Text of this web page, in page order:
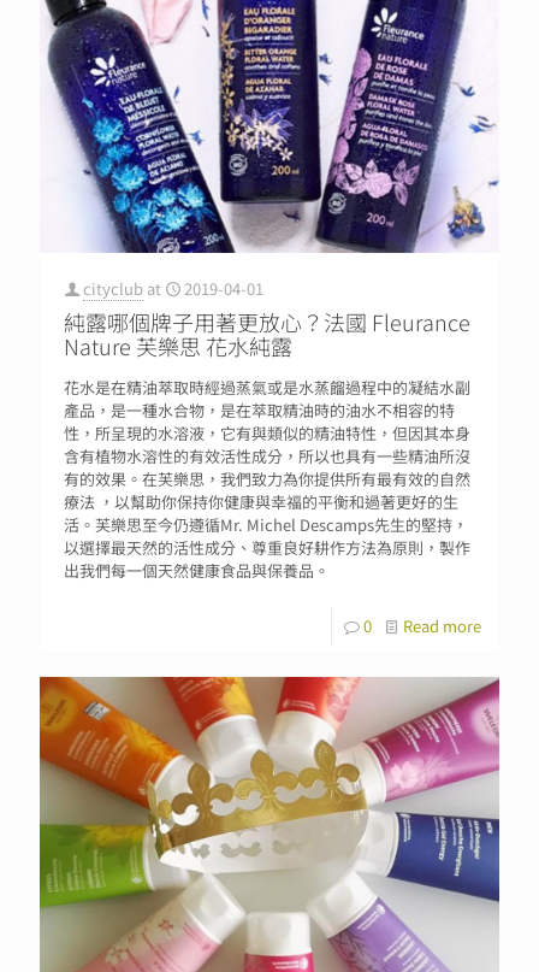
cityclub at 2019-04-01
純露哪個牌子用著更放心？法國 Fleurance
Nature 芙樂思 花水純露
花水是在精油萃取時經過蒸氣或是水蒸餾過程中的凝結水副
產品，是一種水合物，是在萃取精油時的油水不相容的特
性，所呈現的水溶液，它有與類似的精油特性，但因其本身
含有植物水溶性的有效活性成分，所以也具有一些精油所沒
有的效果。在芙樂思，我們致力為你提供所有最有效的自然
療法 ，以幫助你保持你健康與幸福的平衡和過著更好的生
活。芙樂思至今仍遵循Mr. Michel Descamps先生的堅持，
以選擇最天然的活性成分、尊重良好耕作方法為原則，製作
出我們每一個天然健康食品與保養品。
0 Read more